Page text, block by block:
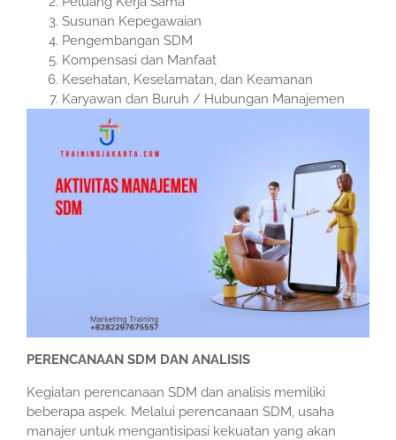
Susunan Kepegawaian
Pengembangan SDM
Kompensasi dan Manfaat
Kesehatan, Keselamatan, dan Keamanan
Karyawan dan Buruh / Hubungan Manajemen
PERENCANAAN SDM DAN ANALISIS
Kegiatan perencanaan SDM dan analisis memiliki
beberapa aspek. Melalui perencanaan SDM, usaha
manajer untuk mengantisipasi kekuatan yang akan